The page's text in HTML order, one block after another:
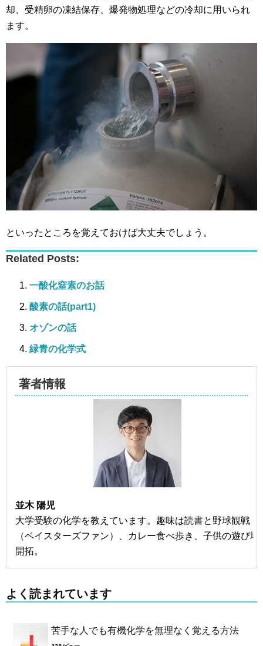
却、受精卵の凍結保存、爆発物処理などの冷却に用いられ
ます。
といったところを覚えておけば大丈夫でしょう。
Related Posts:
一酸化窒素のお話
酸素の話(part1)
オゾンの話
緑青の化学式
著者情報
並木 陽児
大学受験の化学を教えています。趣味は読書と野球観戦
（ベイスターズファン）、カレー食べ歩き、子供の遊び場
開拓。
よく読まれています
苦手な人でも有機化学を無理なく覚える方法